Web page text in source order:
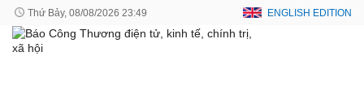
Thứ Bảy, 08/08/2026 23:49 ENGLISH EDITION